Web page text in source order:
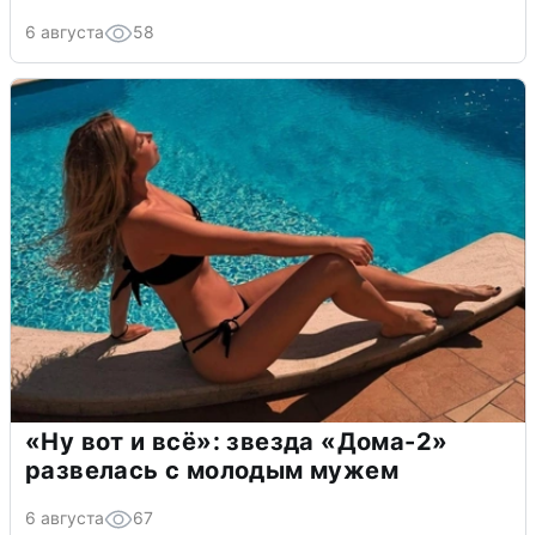
6 августа 58
«Ну вот и всё»: звезда «Дома-2»
развелась с молодым мужем
6 августа 67